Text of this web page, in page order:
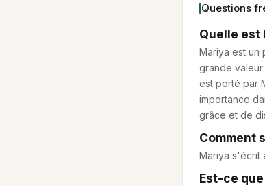
Questions
Quelle est
Mariya est un
grande
est porté par
importance
grâce et de
Comment
Mariya s'écrit
Est-ce